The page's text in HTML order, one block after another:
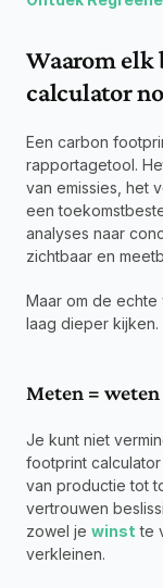
Waarom
calculator
Een carbon
rapportagetool.
van emissies, het
een
analyses naar
zichtbaar en
Maar om de
laag dieper kijken.
Meten =
Je kunt niet
footprint
van productie tot
vertrouwen
zowel je winst te
verkleinen.